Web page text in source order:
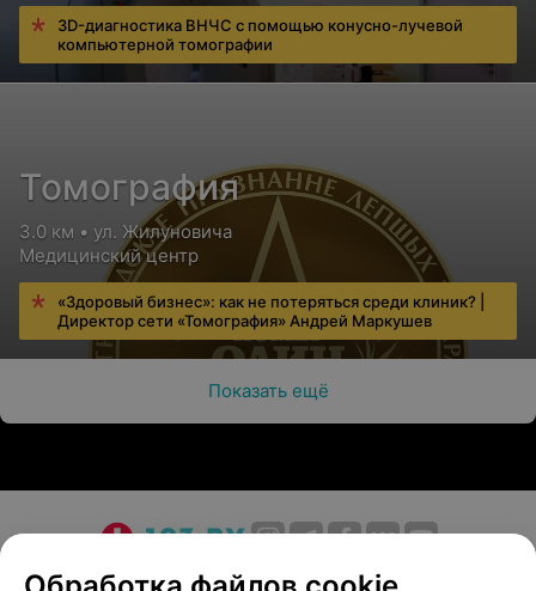
3D-диагностика ВНЧС с помощью конусно-лучевой
компьютерной томографии
Томография
3.0 км • ул. Жилуновича
Медицинский центр
«Здоровый бизнес»: как не потеряться среди клиник? |
Директор сети «Томография» Андрей Маркушев
Показать ещё
О проекте Новости проекта
Размещение рекламы